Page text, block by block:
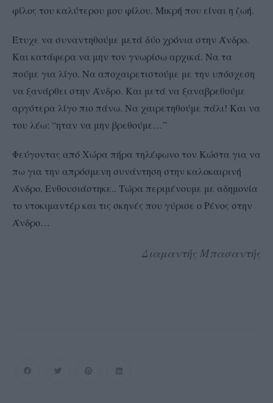
φίλος του καλύτερου μου φίλου. Μικρή που είναι η ζωή.
Έτυχε να συναντηθούμε μετά δύο χρόνια στην Άνδρο.
Και κατάφερα να μην τον γνωρίσω αρχικά. Να τα
πούμε για λίγο. Να αποχαιρετιστούμε με την υπόσχεση
να ξανάρθει στην Άνδρο. Και μετά να ξαναβρεθούμε
αργότερα λίγο πιο πάνω. Να χαιρετηθούμε πάλι! Και να
του λέω: “ηταν να μην βρεθούμε…”
Φεύγοντας από Χώρα πήρα τηλέφωνο τον Κώστα για να
πω για την απρόσμενη συνάντηση στην καλοκαιρινή
Άνδρο. Ενθουσιάστηκε.. Τώρα περιμένουμε με αδημονία
το ντοκιμαντέρ και τις σκηνές που γύρισε ο Ρένος στην
Άνδρο…
Διαμαντής Μπασαντής